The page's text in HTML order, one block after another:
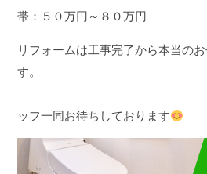
帯：５０万円～８０万円
リフォームは工事完了から本当の
す
またのご連
ッフ一同お待ちしております